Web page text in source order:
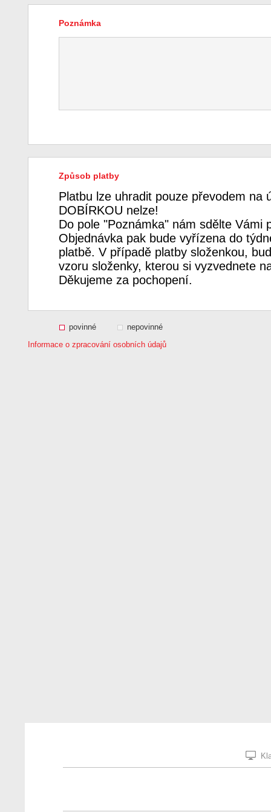
Poznámka
Způsob platby
Platbu lze uhradit pouze převodem na
DOBÍRKOU nelze!
Do pole "Poznámka" nám sdělte Vámi
Objednávka pak bude vyřízena do
platbě. V případě platby složenkou,
vzoru složenky, kterou si vyzvednete
Děkujeme za pochopení.
povinné
nepovinné
Informace o zpracování osobních údajů